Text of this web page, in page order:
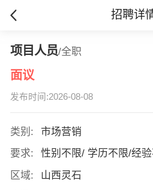
招聘详
项目人员/全职
面议
发布时间:2026-08-08
类别:
市场营销
要求:
性别不限/ 学历不限/经
区域:
山西灵石